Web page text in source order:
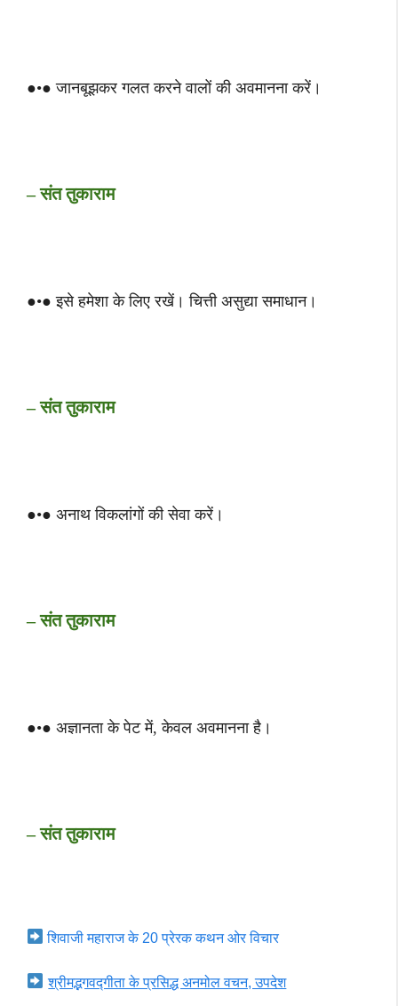
●•● जानबूझकर गलत करने वालों की अवमानना ​​करें।
– संत तुकाराम
●•● इसे हमेशा के लिए रखें। चित्ती असुद्या समाधान।
– संत तुकाराम
●•● अनाथ विकलांगों की सेवा करें।
– संत तुकाराम
●•● अज्ञानता के पेट में, केवल अवमानना है।
– संत तुकाराम
शिवाजी महाराज के 20 प्रेरक कथन ओर विचार
श्रीमद्भगवद्गीता के प्रसिद्ध अनमोल वचन, उपदेश